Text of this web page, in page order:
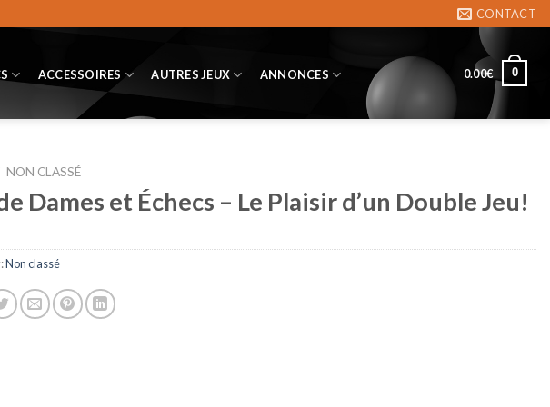
CONTACT
ACCESSOIRES AUTRES JEUX ANNONCES 0.00€ 0
NON CLASSÉ
Dames et Échecs – Le Plaisir d’un Double Jeu!
Non classé